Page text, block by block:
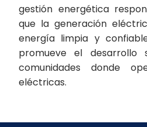
gestión energética
que la generación
energía limpia y
promueve el desarrollo
comunidades donde
eléctricas.